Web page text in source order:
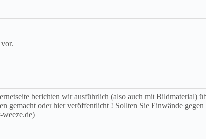
berichten wir ausführlich (also auch mit Bildmaterial)
gemacht oder hier veröffentlicht ! Sollten Sie Einwände
weeze.de)